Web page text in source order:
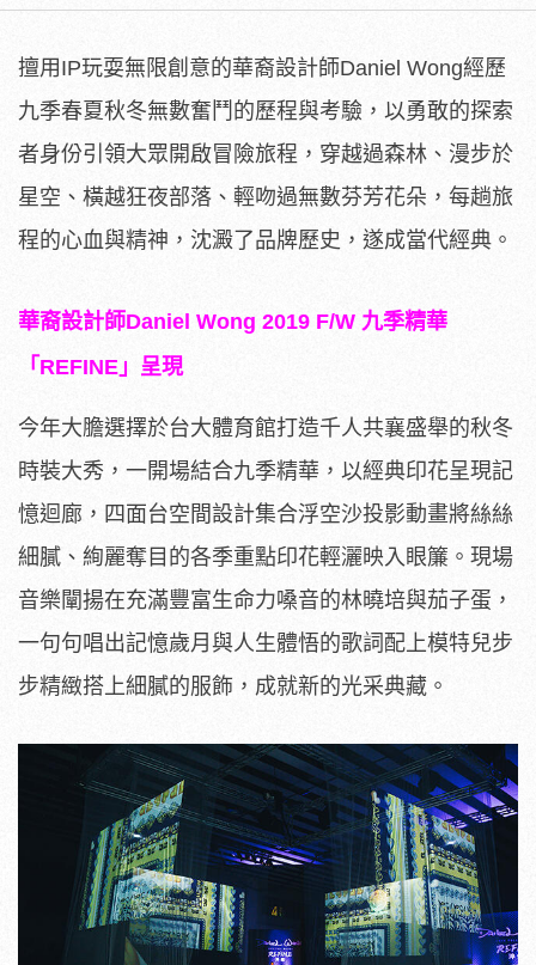
擅用IP玩耍無限創意的華裔設計師Daniel Wong經歷
九季春夏秋冬無數奮鬥的歷程與考驗，以勇敢的探索
者身份引領大眾開啟冒險旅程，穿越過森林、漫步於
星空、橫越狂夜部落、輕吻過無數芬芳花朵，每趟旅
程的心血與精神，沈澱了品牌歷史，遂成當代經典。
華裔設計師Daniel Wong 2019 F/W 九季精華
「REFINE」呈現
今年大膽選擇於台大體育館打造千人共襄盛舉的秋冬
時裝大秀，一開場結合九季精華，以經典印花呈現記
憶迴廊，四面台空間設計集合浮空沙投影動畫將絲絲
細膩、絢麗奪目的各季重點印花輕灑映入眼簾。現場
音樂闡揚在充滿豐富生命力嗓音的林曉培與茄子蛋，
一句句唱出記憶歲月與人生體悟的歌詞配上模特兒步
步精緻搭上細膩的服飾，成就新的光采典藏。